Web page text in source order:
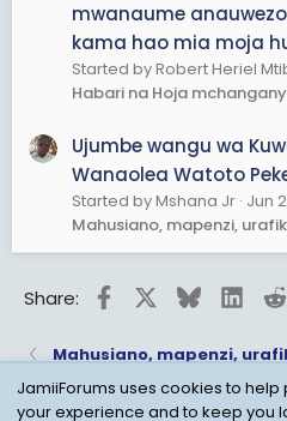
mwanaume
kama hao mia moja
Started by Robert Heriel
Habari na Hoja
Ujumbe wangu wa
Wanaolea Watoto
Started by Mshana Jr Jun
Mahusiano, mapenzi,
Share: FacebookBluesky
Mahusiano, mapenzi,
JamiiForums uses cookies to help
your experience and to keep you